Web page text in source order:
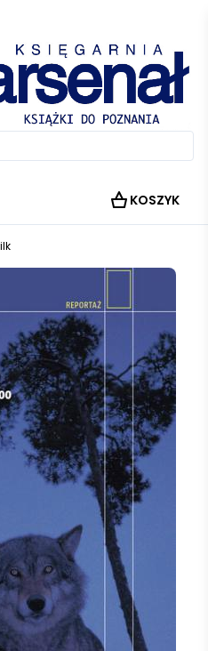
KOSZYK